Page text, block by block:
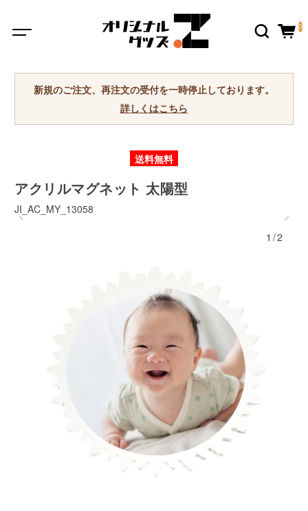
0
新規のご注文、再注文の受付を一時停止しております。
詳しくはこちら
送料無料
アクリルマグネット 太陽型
JI_AC_MY_13058
1/2